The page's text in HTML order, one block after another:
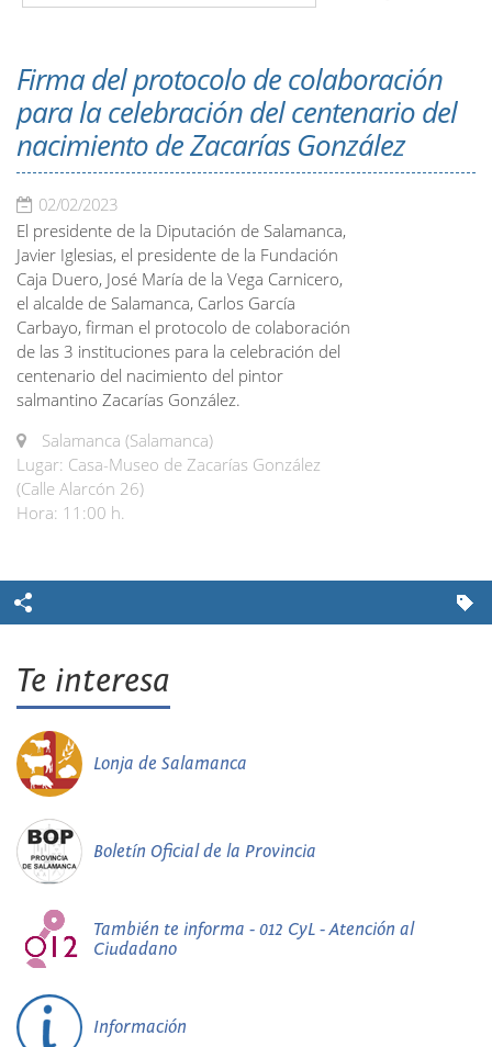
Firma del protocolo de colaboración
para la celebración del centenario del
nacimiento de Zacarías González
02/02/2023
El presidente de la Diputación de Salamanca,
Javier Iglesias, el presidente de la Fundación
Caja Duero, José María de la Vega Carnicero,
el alcalde de Salamanca, Carlos García
Carbayo, firman el protocolo de colaboración
de las 3 instituciones para la celebración del
centenario del nacimiento del pintor
salmantino Zacarías González.
Salamanca (Salamanca)
Lugar: Casa-Museo de Zacarías González
(Calle Alarcón 26)
Hora: 11:00 h.
Te interesa
Lonja de Salamanca
Boletín Oficial de la Provincia
También te informa - 012 CyL - Atención al
Ciudadano
Información